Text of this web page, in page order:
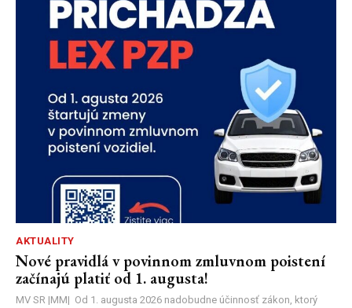
AKTUALITY
Nové pravidlá v povinnom zmluvnom poistení
začínajú platiť od 1. augusta!
MV SR |MM| Od 1. augusta 2026 nadobudne účinnosť zákon, ktorý